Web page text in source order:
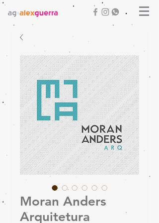
Moran Anders
Arquitetura